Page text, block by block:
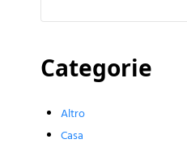
Categorie
Altro
Casa